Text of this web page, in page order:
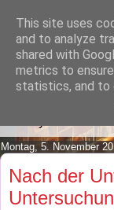
Mach es Dir doch
Montag, 5. November
Nach der
This site uses
and to analyze
shared with
metrics to
statistics, and to